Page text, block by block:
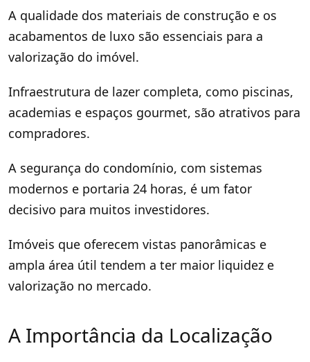
A qualidade dos materiais de construção e os
acabamentos de luxo são essenciais para a
valorização do imóvel.
Infraestrutura de lazer completa, como piscinas,
academias e espaços gourmet, são atrativos para
compradores.
A segurança do condomínio, com sistemas
modernos e portaria 24 horas, é um fator
decisivo para muitos investidores.
Imóveis que oferecem vistas panorâmicas e
ampla área útil tendem a ter maior liquidez e
valorização no mercado.
A Importância da Localização